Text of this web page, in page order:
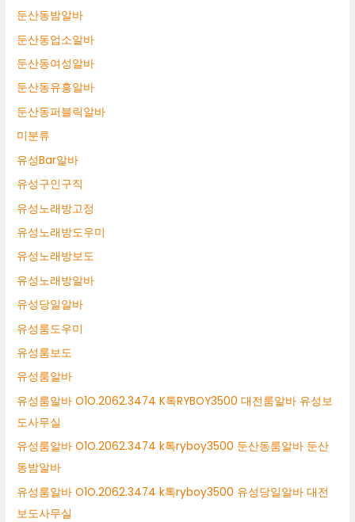
둔산동밤알바
둔산동업소알바
둔산동여성알바
둔산동유흥알바
둔산동퍼블릭알바
미분류
유성Bar알바
유성구인구직
유성노래방고정
유성노래방도우미
유성노래방보도
유성노래방알바
유성당일알바
유성룸도우미
유성룸보도
유성룸알바
유성룸알바 O1O.2062.3474 K톡RYBOY3500 대전룸알바 유성보
도사무실
유성룸알바 O1O.2062.3474 k톡ryboy3500 둔산동룸알바 둔산
동밤알바
유성룸알바 O1O.2062.3474 k톡ryboy3500 유성당일알바 대전
보도사무실